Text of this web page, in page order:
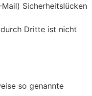
Sicherheitslücken
Dritte ist nicht
so genannte